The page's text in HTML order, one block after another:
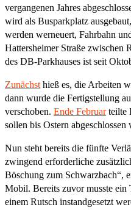
vergangenen Jahres
wird als Busparkplatz
werden werneuert, Fahrbahn
Hattersheimer Straße zwischen
des DB-Parkhauses ist seit
Zunächst hieß es, die Arbeiten
dann wurde die Fertigstellung
verschoben. Ende Februarteilte
sollen bis Ostern abgeschlossen
Nun steht bereits die fünfte
zwingend erforderliche
Böschung zum Schwarzbach“,
Mobil. Bereits zuvor musste ein
einem Rutsch instandgesetzt